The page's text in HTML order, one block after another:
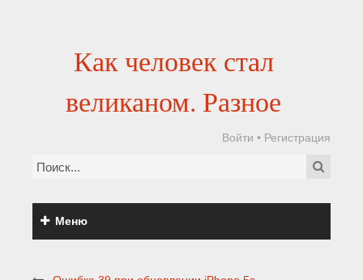
Как человек стал
великаном. Разное
Войти • Регистрация
Меню